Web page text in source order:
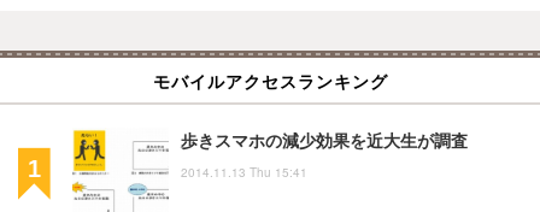
モバイルアクセスランキング
歩きスマホの減少効果を近大生が調査
2014.11.13 Thu 15:41